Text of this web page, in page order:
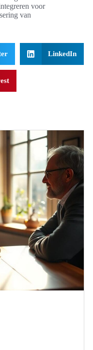
voor
van
LinkedIn